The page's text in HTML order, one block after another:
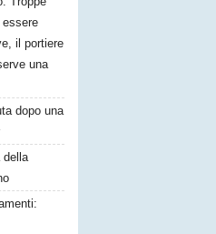
il portiere
una
dopo una
della